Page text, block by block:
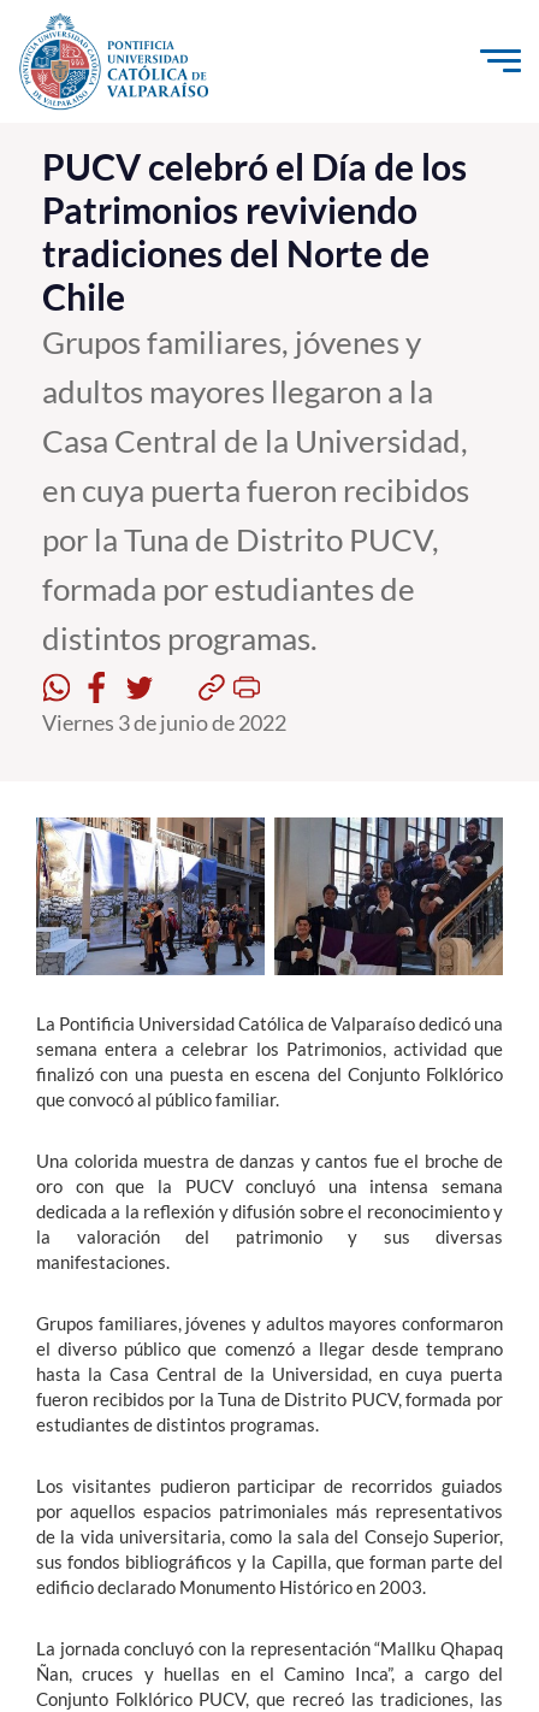
Click acá para ir directamente al contenido
La Universidad
Investigación, Creación e Innovación
PUCV Internacional
Vinculación con el Medio
Admisión
Pregrado
Formación Continua
Estudiantes
Académicos
Funcionarios
English
PUCV celebró el Día de los
Patrimonios reviviendo
tradiciones del Norte de
Chile
Grupos familiares, jóvenes y
adultos mayores llegaron a la
Casa Central de la Universidad,
en cuya puerta fueron recibidos
por la Tuna de Distrito PUCV,
formada por estudiantes de
distintos programas.
Viernes 3 de junio de 2022
La Pontificia Universidad Católica de Valparaíso dedicó una
semana entera a celebrar los Patrimonios, actividad que
finalizó con una puesta en escena del Conjunto Folklórico
que convocó al público familiar.
Una colorida muestra de danzas y cantos fue el broche de
oro con que la PUCV concluyó una intensa semana
dedicada a la reflexión y difusión sobre el reconocimiento y
la valoración del patrimonio y sus diversas
manifestaciones.
Grupos familiares, jóvenes y adultos mayores conformaron
el diverso público que comenzó a llegar desde temprano
hasta la Casa Central de la Universidad, en cuya puerta
fueron recibidos por la Tuna de Distrito PUCV, formada por
estudiantes de distintos programas.
Los visitantes pudieron participar de recorridos guiados
por aquellos espacios patrimoniales más representativos
de la vida universitaria, como la sala del Consejo Superior,
sus fondos bibliográficos y la Capilla, que forman parte del
edificio declarado Monumento Histórico en 2003.
La jornada concluyó con la representación “Mallku Qhapaq
Ñan, cruces y huellas en el Camino Inca”, a cargo del
Conjunto Folklórico PUCV, que recreó las tradiciones, las